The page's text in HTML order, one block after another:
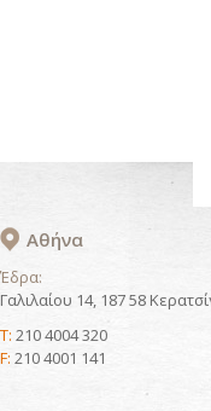
Αθήνα
Έδρα:
Γαλιλαίου 14, 187 58
T: 210 4004 320
F: 210 4001 141